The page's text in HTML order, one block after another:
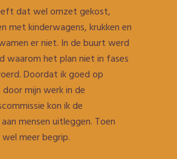
dat wel omzet gekost,
met kinderwagens, krukken en
er niet. In de buurt werd
waarom het plan niet in fases
Doordat ik goed op
mijn werk in de
kon ik de
mensen uitleggen. Toen
meer begrip.